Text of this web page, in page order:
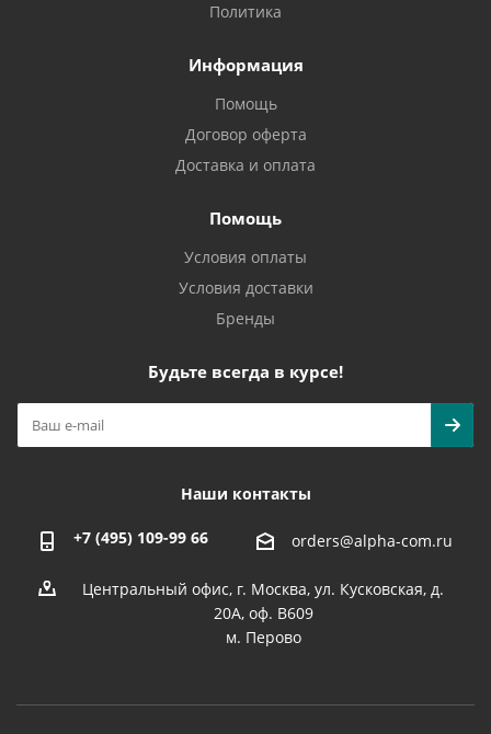
Политика
Информация
Помощь
Договор оферта
Доставка и оплата
Помощь
Условия оплаты
Условия доставки
Бренды
Будьте всегда в курсе!
Наши контакты
+7 (495) 109-99 66 orders@alpha-com.ru
Центральный офис, г. Москва, ул. Кусковская, д.
20А, оф. В609
м. Перово